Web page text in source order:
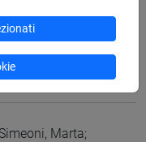
vol. 16 (ISSN 2041-
Scheda ARCA:
Marta;